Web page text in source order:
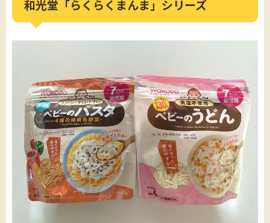
和光堂「らくらくまんま」シリーズ